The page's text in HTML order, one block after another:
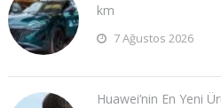
km
7 Ağustos 2026
Huawei’nin En Yeni